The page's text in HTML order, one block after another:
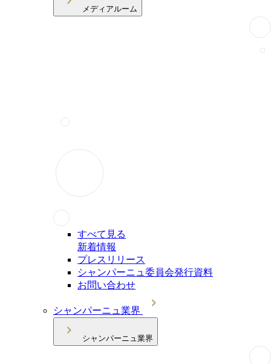
メディアルーム
すべて見る
新着情報
プレスリリース
シャンパーニュ委員会発行資料
お問い合わせ
シャンパーニュ業界
シャンパーニュ業界